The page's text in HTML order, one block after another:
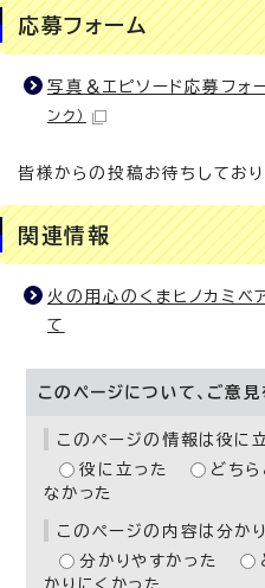
応募フォーム
写真＆エピソード応募フォ
ンク）
皆様からの投稿お待ちしてお
関連情報
火の用心のくまヒノカミ
て
このページについて、ご意
このページの情報は役に
役に立った
どち
なかった
このページの内容は分か
分かりやすかった